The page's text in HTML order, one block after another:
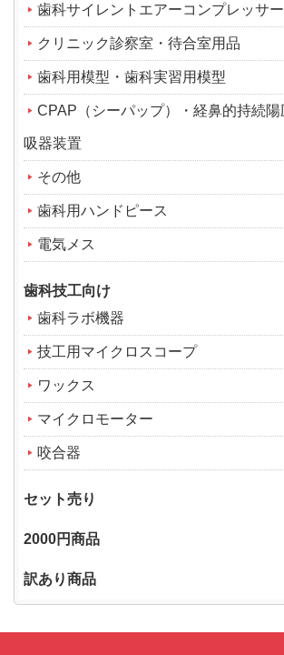
歯科サイレントエアーコンプレッサー
クリニック診察室・待合室用品
歯科用模型・歯科実習用模型
CPAP（シーパップ）・経鼻的持続
吸器装置
その他
歯科用ハンドピース
電気メス
歯科技工向け
歯科ラボ機器
技工用マイクロスコープ
ワックス
マイクロモーター
咬合器
セット売り
2000円商品
訳あり商品